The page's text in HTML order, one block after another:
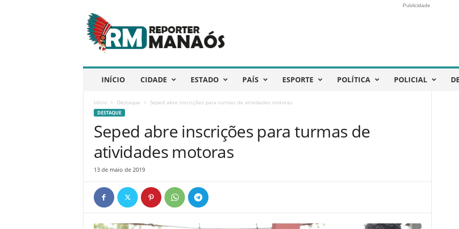
e
p
ó
Publicidade
INÍCIO CIDADE ESTADO PAÍS ESPORTE POLÍTICA POLICIAL
Início Destaque Seped abre inscrições para turmas de atividades motoras
DESTAQUE
Seped abre inscrições para turmas de
atividades motoras
13 de maio de 2019